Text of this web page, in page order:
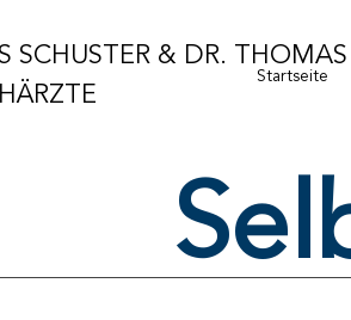
SCHUSTER & DR.
Startseite